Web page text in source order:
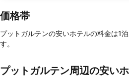
価格帯
プットガルテンの安いホテルの料金は1
す。
プットガルテン周辺の安い